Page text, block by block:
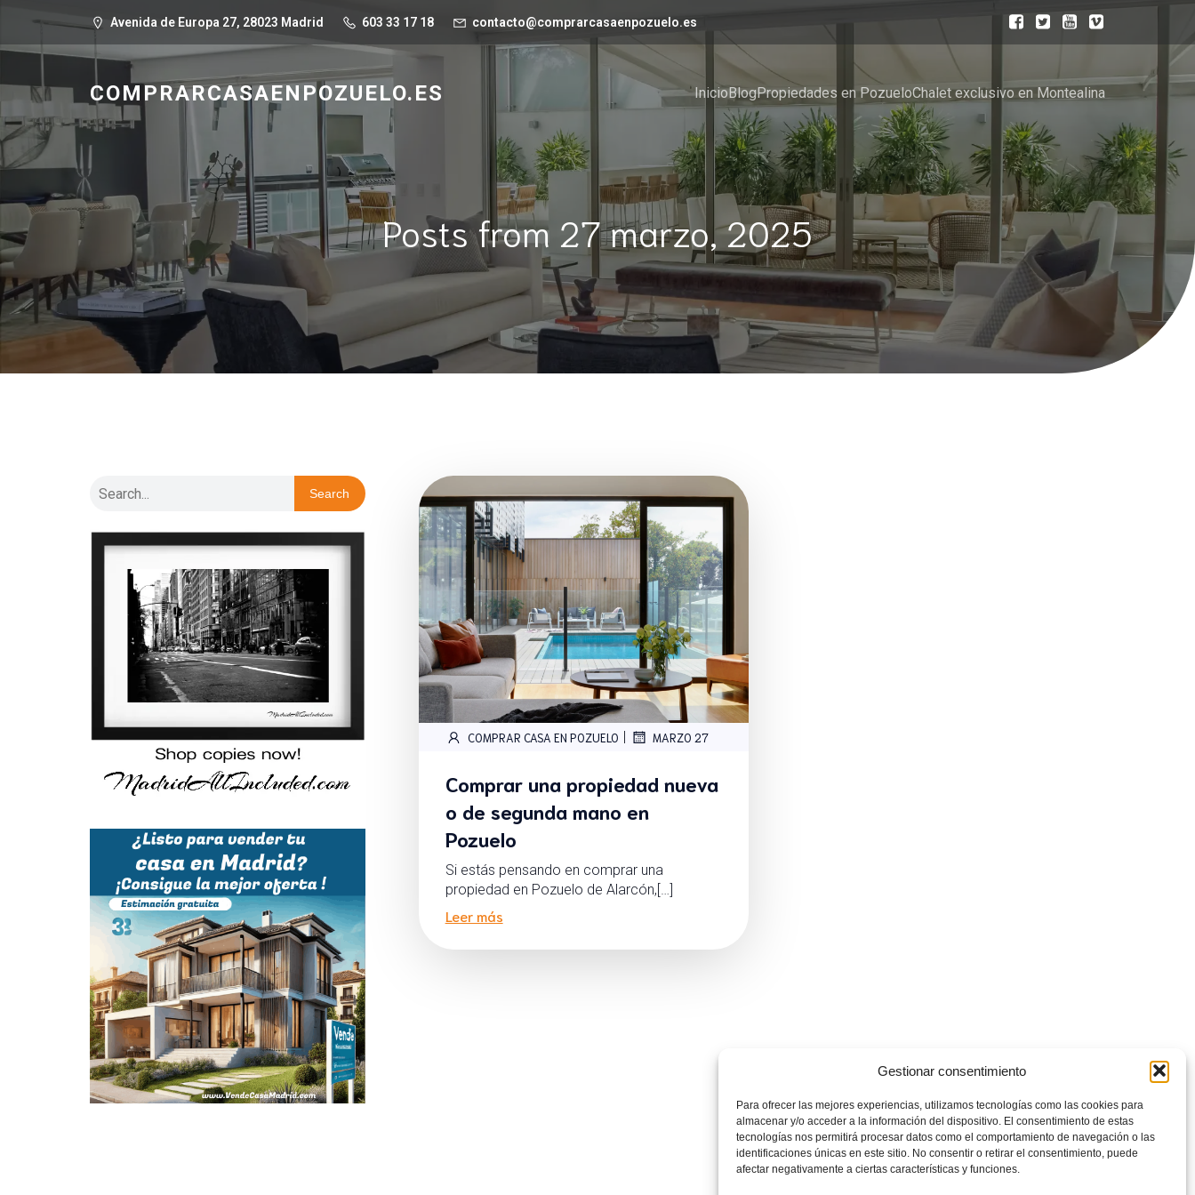
Gestionar consentimiento
Para ofrecer las mejores experiencias, utilizamos tecnologías como las cookies para
almacenar y/o acceder a la información del dispositivo. El consentimiento de estas
tecnologías nos permitirá procesar datos como el comportamiento de navegación o las
identificaciones únicas en este sitio. No consentir o retirar el consentimiento, puede
afectar negativamente a ciertas características y funciones.
Avenida de Europa 27, 28023 Madrid 603 33 17 18 contacto@comprarcasaenpozuelo.es
COMPRARCASAENPOZUELO.ES InicioBlogPropiedades en PozueloChalet exclusivo en Montealina
Posts from 27 marzo, 2025
Search
COMPRAR CASA EN POZUELO MARZO 27
Comprar una propiedad nueva
o de segunda mano en
Pozuelo
Si estás pensando en comprar una
propiedad en Pozuelo de Alarcón,[…]
Leer más